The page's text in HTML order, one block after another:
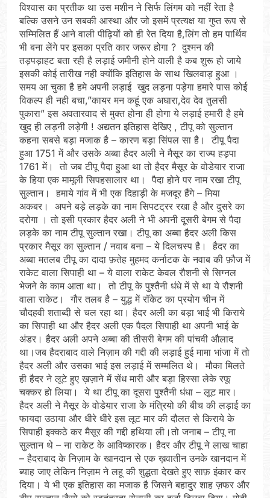
विश्वास का प्रतीक था उस मशीन ने सिर्फ लिंगम को नहीं रेता है
बल्कि उसने उन सबकी आस्था और जो इसमें प्रत्यक्ष या गुप्त रूप से
सम्मिलित हैं आने वाली पीढ़ियों को ही रेत दिया है,लिंग तो हम पार्थिव
भी बना लेंगे पर इसका प्रति कार जरूर होगा ? दुश्मन की
तड़पड़ाहट बता रही है लड़ाई जमीनी होने वाली है कब शुरू हो जाये
इसकी कोई तारीख नही क्योंकि इतिहास के साथ खिलवाड़ हुआ ।
समय आ चुका है हमे अपनी लड़ाई खुद लड़ना पड़ेगा हमारे पास कोई
विकल्प ही नही बचा,”कायर मन कहूं एक अघारा,देव देव तुलसी
पुकारा” इस अवतारवाद से मुक्त होना ही होगा ये लड़ाई हमारी है हमे
खुद ही लड़नी लड़ेगी ! अद्यतन इतिहास देखिए , टीपू को सुल्तान
कहना सबसे बड़ा मजाक है – कारण बड़ा सिंपल सा है। टीपू पैदा
हुआ 1751 में और उसके अब्बा हैदर अली ने मैसूर का राज्य हड़पा
1761 में। तो जब टीपू पैदा हुआ था तो हैदर मैसूर के वोडेयार राजा
के हिया एक मामूली सिपहसालार था। पैदा होने पर नाम रखा टीपू
सुल्तान। हमाये गांव में भी एक दिहाड़ी के मजदूर हैंगे – मिया
अकबर। अपने बड़े लड़के का नाम सिपटट्रर रखा है और दुसरे का
दरोगा । तो इसी प्रकार हैदर अली ने भी अपनी दूसरी बेगम से पैदा
लड़के का नाम टीपू सुल्तान रखा। टीपू का अब्बा हैदर अली किस
प्रकार मैसूर का सुल्तान / नवाब बना – ये दिलचस्प है। हैदर का
अब्बा मतलब टीपू का दादा फ़तेह मुहमद कर्नाटक के नवाब की फ़ौज में
राकेट वाला सिपाही था – ये वाला राकेट केवल रौशनी से सिग्नल
भेजने के काम आता था। तो टीपू के पुश्तैनी धंधे में से था ये रौशनी
वाला राकेट। गौर तलब है – युद्ध में रॉकेट का प्रयोग चीन में
चौदहवी शताब्दी से चल रहा था। हैदर अली का बड़ा भाई भी किराये
का सिपाही था और हैदर अली एक पैदल सिपाही था अपनी भाई के
अंडर। हैदर अली अपने अब्बा की तीसरी बेगम की पांचवी औलाद
था।जब हैदराबाद वाले निज़ाम की गद्दी की लड़ाई हुई मामा भांजा में तो
हैदर अली और उसका भाई इस लड़ाई में सम्मलित थे। मौका मिलते
ही हैदर ने लूटे हुए ख़ज़ाने में सेंध मारी और बड़ा हिस्सा लेके रफू
चक्कर हो लिया। ये था टीपू का दूसरा पुश्तैनी धंधा – लूट मार।
हैदर अली ने मैसूर के वोडेयार राजा के मंत्रियो की बीच की लड़ाई का
फायदा उठाया और धीरे धीरे इस लूट मार की दौलत से किराये के
सिपाही इक्कठे कर मैसूर की गद्दी हथिया ली।तो जनाब – टीपू ना
सुल्तान थे – ना राकेट के आविष्कारक। हैदर और टीपू ने लाख चाहा
– हैदराबाद के निज़ाम के खानदान से एक ख़वातीन उनके खानदान में
ब्याह जाए लेकिन निज़ाम ने लहू की शुद्धता देखते हुए साफ़ इंकार कर
दिया। ये भी एक इतिहास का मजाक है जिसने बहादुर शाह ज़फर और